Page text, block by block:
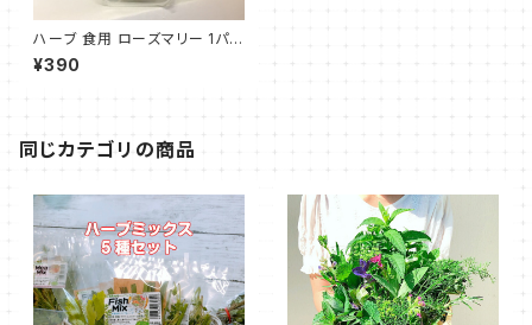
ハーブ 食用 ローズマリー 1パッ
ク
¥390
同じカテゴリの商品